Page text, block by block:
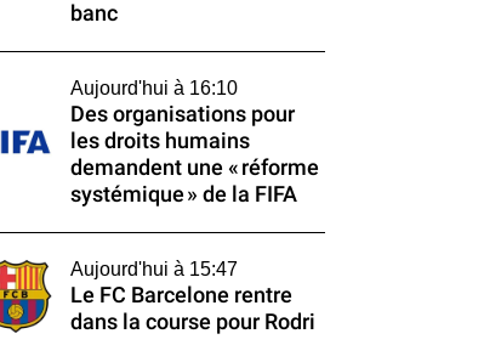
banc
Aujourd'hui à 16:10
Des organisations pour
les droits humains
demandent une « réforme
systémique » de la FIFA
Aujourd'hui à 15:47
Le FC Barcelone rentre
dans la course pour Rodri